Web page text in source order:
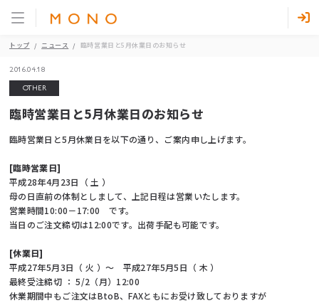
トップ ニュース 臨時営業日と5月休業日のお知らせ
2016.04.18
OTHER
臨時営業日と5月休業日のお知らせ
臨時営業日と5月休業日を以下の通り、ご案内申し上げます。
[臨時営業日]
平成28年4月23日（ 土 ）
母の日直前の体制としまして、上記日程は営業いたします。
営業時間10:00－17:00 です。
当日のご注文締切は12:00です。出荷手配も可能です。
[休業日]
平成27年5月3日（ 火 ）～ 平成27年5月5日（ 木 ）
最終受注締切 ： 5/2（月）12:00
休業期間中もご注文はBtoB、FAXともにお受け致しておりますが